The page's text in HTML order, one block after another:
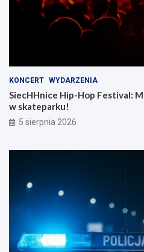
KONCERT WYDARZENIA
SiecHHnice Hip-Hop Festival:
w skateparku!
5 sierpnia 2026